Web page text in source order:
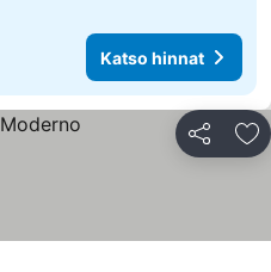
Katso hinnat
Jaa